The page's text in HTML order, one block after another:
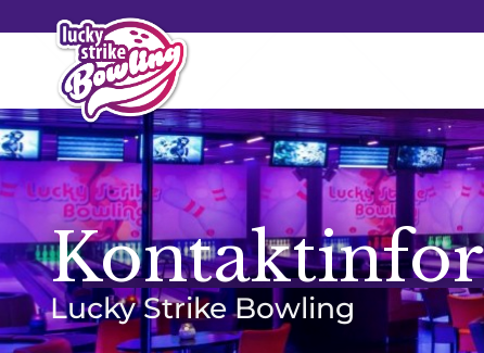
Lucky Strike Bowling